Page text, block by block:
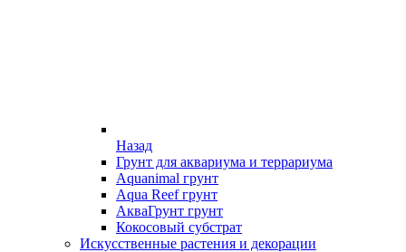
Назад
Грунт для аквариума и террариума
Aquanimal грунт
Aqua Reef грунт
АкваГрунт грунт
Кокосовый субстрат
Искусственные растения и декорации